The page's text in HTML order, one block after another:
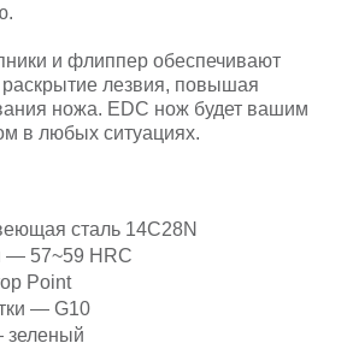
и флиппер обеспечивают
лезвия, повышая
ножа. EDC нож будет вашим
в любых ситуациях.
сталь 14C28N
— 57~59 HRC
Point
— G10
зеленый